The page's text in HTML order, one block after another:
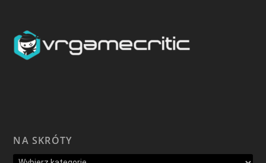
NA SKRÓTY